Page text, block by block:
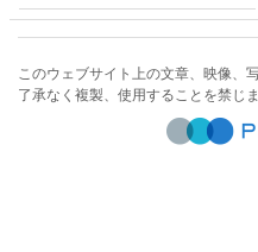
このウェブサイト上の文章、映像、
了承なく複製、使用することを禁じま